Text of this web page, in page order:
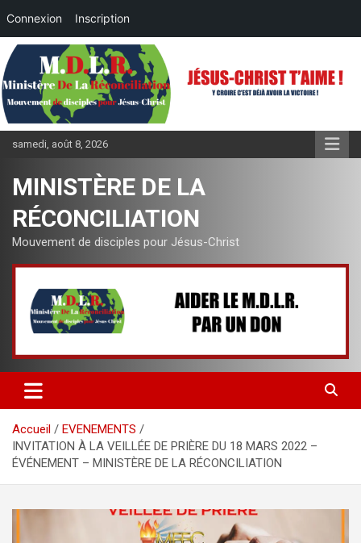
Connexion Inscription
Aller
au
contenu
samedi, août 8, 2026
MINISTÈRE DE LA
RÉCONCILIATION
Mouvement de disciples pour Jésus-Christ
Accueil
EVENEMENTS
INVITATION À LA VEILLÉE DE PRIÈRE DU 18 MARS 2022 –
ÉVÉNEMENT – MINISTÈRE DE LA RÉCONCILIATION